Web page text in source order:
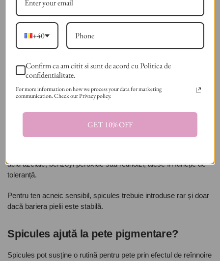
Dacă apar aceste reacții, oprește produsul temporar. Revino la
Spicules ajută la acnee?
Spicules pot fi utile pentru ten acneic doar în anumite situații. Ele
pot ajuta la textură neuniformă, pori vizibili și urme post-acneice.
Totuși, nu sunt tratament principal pentru acnee activă.
acid azelaic, benzoyl peroxide sau retinoizi, alese în funcție de
toleranță.
Pentru ten acneic sensibil, spicules trebuie introduse rar și doar
dacă bariera pielii este stabilă.
Spicules ajută la pete pigmentare?
Spicules pot susține o rutină pentru pete prin efectul de reînnoire
+40
Confirm ca am citit si sunt de acord cu Politica de
confidentialitate.
For more information on how we process your data for marketing
communication. Check our Privacy policy.
GET 10% OFF